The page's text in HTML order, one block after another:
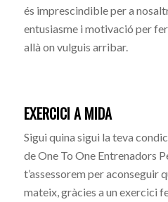
és imprescindible per a
entusiasme i motivació per
allà on vulguis arribar.
EXERCICI A MIDA
Sigui quina sigui la teva
de One To One Entrenadors
t’assessorem per aconseguir
mateix, gràcies a un exercici